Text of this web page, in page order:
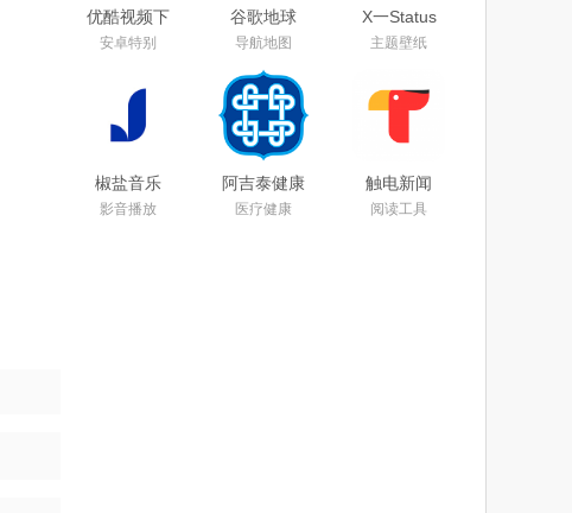
优酷视频下
载安装官方
免费下载
安卓特别
谷歌地球
app下载手
机版2025安
卓版中文最
新免费版
导航地图
X一Status
app官方安
卓最新版本
主题壁纸
椒盐音乐
app手机版
下载2025最
影音播放
阿吉泰健康
课堂下载
app官方版
医疗健康
触电新闻
APP官方下
载安卓版
阅读工具